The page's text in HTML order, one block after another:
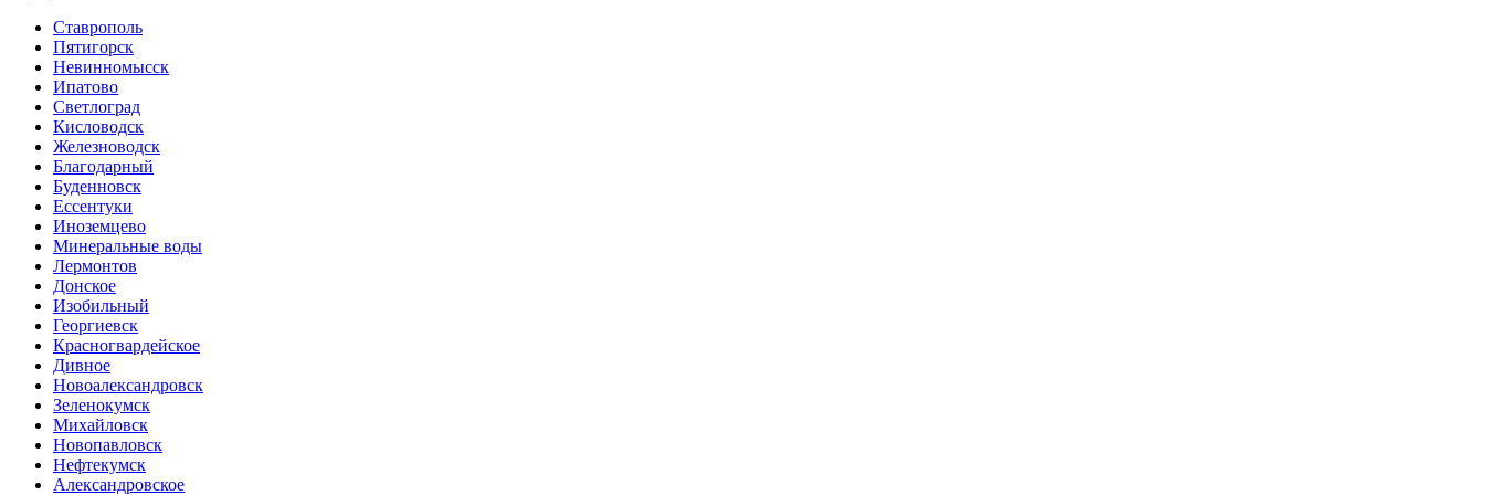
Ставрополь
Пятигорск
Невинномысск
Ипатово
Светлоград
Кисловодск
Железноводск
Благодарный
Буденновск
Ессентуки
Иноземцево
Минеральные воды
Лермонтов
Донское
Изобильный
Георгиевск
Красногвардейское
Дивное
Новоалександровск
Зеленокумск
Михайловск
Новопавловск
Нефтекумск
Александровское